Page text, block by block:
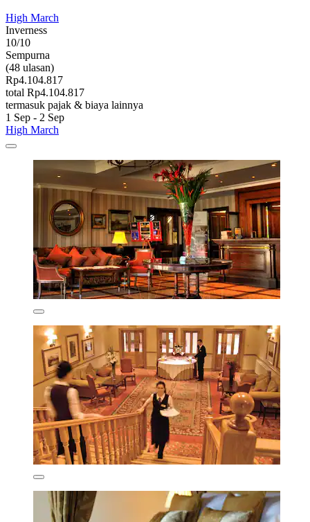
High March
Inverness
10/10
Sempurna
(48 ulasan)
Rp4.104.817
total Rp4.104.817
termasuk pajak & biaya lainnya
1 Sep - 2 Sep
High March